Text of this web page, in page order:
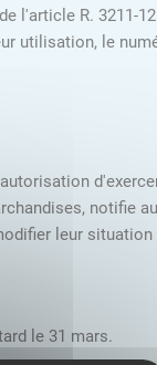
l'article R. 3211-
utilisation, le
notifie
leur situation
le 31 mars.